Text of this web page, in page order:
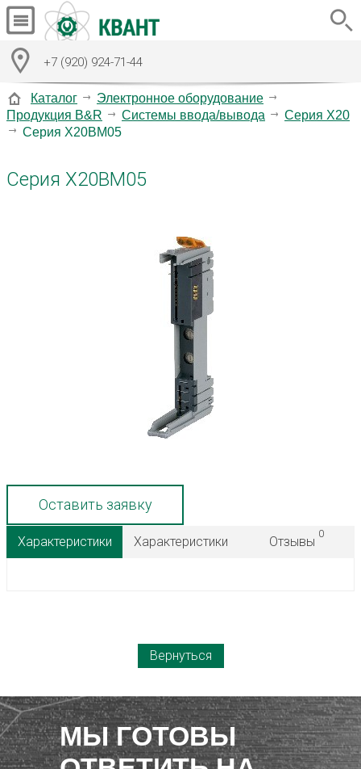
+7 (920) 924-71-44
Каталог
Электронное оборудование
Продукция B&R
Системы ввода/вывода
Серия X20
Серия X20BM05
Серия X20BM05
Оставить заявку
Характеристики Характеристики Отзывы
0
Вернуться
МЫ ГОТОВЫ